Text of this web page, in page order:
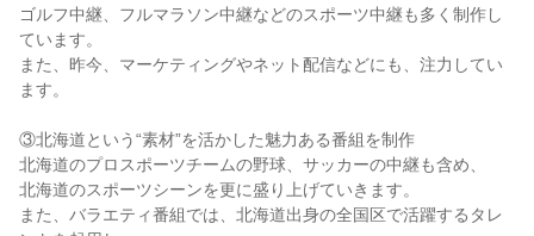
ゴルフ中継、フルマラソン中継などのスポーツ中継も多く制作し
ています。
また、昨今、マーケティングやネット配信などにも、注力してい
ます。
③北海道という“素材”を活かした魅力ある番組を制作
北海道のプロスポーツチームの野球、サッカーの中継も含め、
北海道のスポーツシーンを更に盛り上げていきます。
また、バラエティ番組では、北海道出身の全国区で活躍するタレ